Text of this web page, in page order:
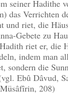
seiner Hadithe
das Verrichten
und riet, die
Gebete zu
riet er, die
indem man
sondern die
Ebû Dâvud,
208)